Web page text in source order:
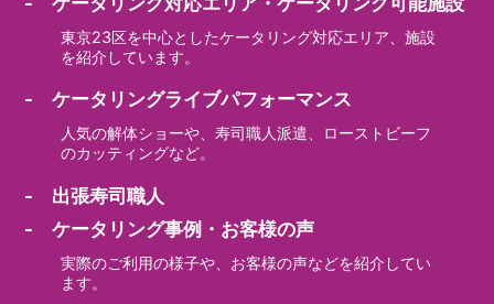
東京23区を中心としたケータリング対応エリア、施設
を紹介しています。
- ケータリングライブパフォーマンス
人気の解体ショーや、寿司職人派遣、ローストビーフ
のカッティングなど。
- 出張寿司職人
- ケータリング事例・お客様の声
実際のご利用の様子や、お客様の声などを紹介してい
ます。